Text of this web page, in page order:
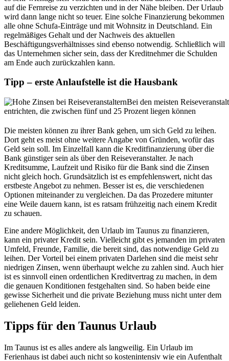
auf die Fernreise zu verzichten und in der Nähe bleiben. Der Urlaub
wird dann lange nicht so teuer. Eine solche Finanzierung bekommen
alle ohne Schufa-Einträge und mit Wohnsitz in Deutschland. Ein
regelmäßiges Gehalt und der Nachweis des aktuellen
Beschäftigungsverhältnisses sind ebenso notwendig. Schließlich will
das Unternehmen sicher sein, dass der Kreditnehmer die Schulden
am Ende auch zurückzahlen kann.
Tipp – erste Anlaufstelle ist die Hausbank
Bei den meisten
entrichten, die zwischen fünf und 25 Prozent liegen können
Die meisten können zu ihrer Bank gehen, um sich Geld zu leihen.
Dort geht es meist ohne weitere Angabe von Gründen, wofür das
Geld sein soll. Im Einzelfall kann die Kreditfinanzierung über die
Bank günstiger sein als über den Reiseveranstalter. Je nach
Kreditsumme, Laufzeit und Risiko für die Bank sind die Zinsen
nicht gleich hoch. Grundsätzlich ist es empfehlenswert, nicht das
erstbeste Angebot zu nehmen. Besser ist es, die verschiedenen
Optionen miteinander zu vergleichen. Da das Prozedere mitunter
eine Weile dauern kann, ist es ratsam frühzeitig nach einem Kredit
zu schauen.
Eine andere Möglichkeit, den Urlaub im Taunus zu finanzieren,
kann ein privater Kredit sein. Vielleicht gibt es jemanden im privaten
Umfeld, Freunde, Familie, die bereit sind, das notwendige Geld zu
leihen. Der Vorteil bei einem privaten Darlehen sind die meist sehr
niedrigen Zinsen, wenn überhaupt welche zu zahlen sind. Auch hier
ist es sinnvoll einen ordentlichen Kreditvertrag zu machen, in dem
die genauen Konditionen festgehalten sind. So haben beide eine
gewisse Sicherheit und die private Beziehung muss nicht unter dem
geliehenen Geld leiden.
Tipps für den Taunus Urlaub
Im Taunus ist es alles andere als langweilig. Ein Urlaub im
Ferienhaus ist dabei auch nicht so kostenintensiv wie ein Aufenthalt